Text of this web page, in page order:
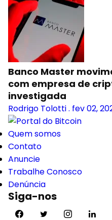
Banco Master
com empresa de
investigada
Rodrigo Tolotti. fev 02,
Quem somos
Contato
Anuncie
Trabalhe Conosco
Denúncia
Siga-nos